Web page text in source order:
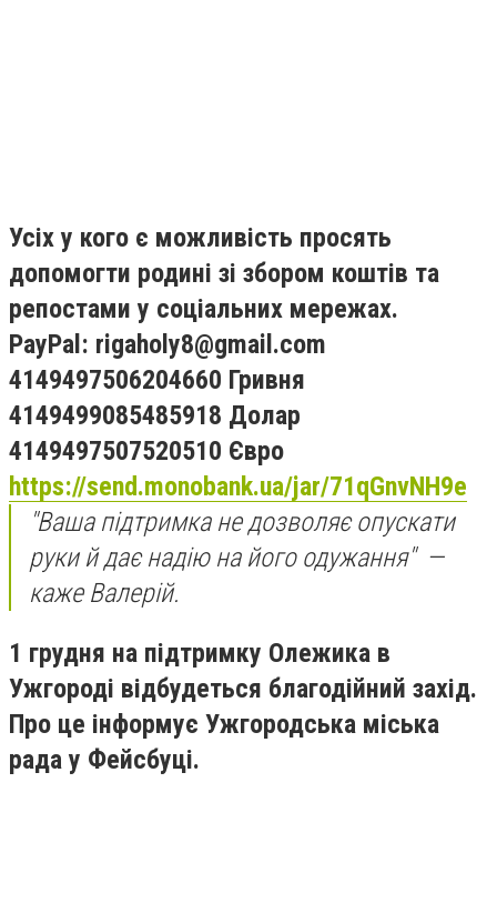
Усіх у кого є можливість просять
допомогти родині зі збором коштів та
репостами у соціальних мережах.
PayPal: rigaholy8@gmail.com
4149497506204660 Гривня
4149499085485918 Долар
4149497507520510 Євро
https://send.monobank.ua/jar/71qGnvNH9e
"Ваша підтримка не дозволяє опускати
руки й дає надію на його одужання" —
каже Валерій.
1 грудня на підтримку Олежика в
Ужгороді відбудеться благодійний захід.
Про це інформує Ужгородська міська
рада у Фейсбуці.